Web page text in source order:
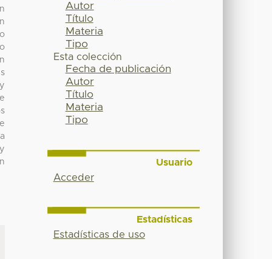
Autor
Título
Materia
Tipo
Esta colección
Fecha de publicación
Autor
Título
Materia
Tipo
Usuario
Acceder
Estadísticas
Estadísticas de uso